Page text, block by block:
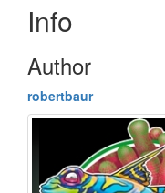
Info
Author
robertbaur